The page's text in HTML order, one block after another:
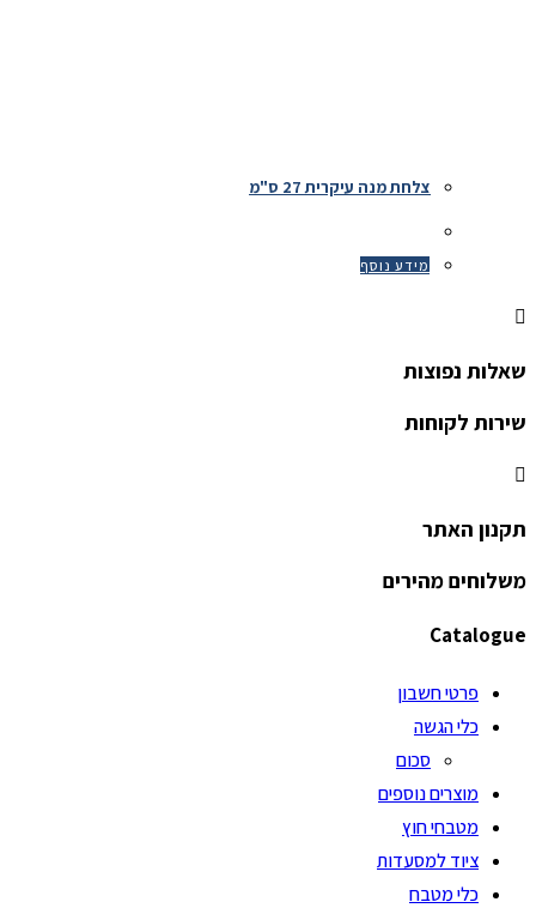
צלחת מנה עיקרית 27 ס"מ
מידע נוסף
שאלות נפוצות
שירות לקוחות
תקנון האתר
משלוחים מהירים
Catalogue
פרטי חשבון
כלי הגשה
סכום
מוצרים נוספים
מטבחי חוץ
ציוד למסעדות
כלי מטבח